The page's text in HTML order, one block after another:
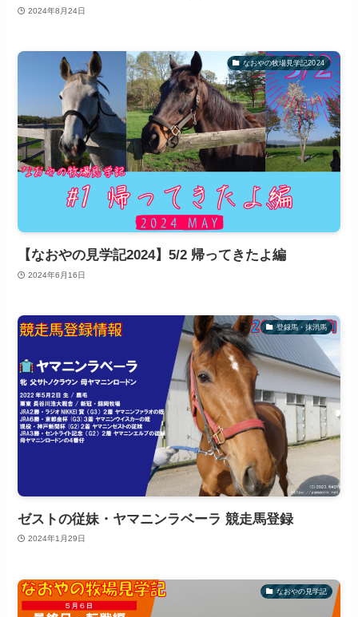
2024年8月24日
なおやの牧場見学記2024
【なおやの見学記2024】5/2 帰ってきたよ編
2024年6月16日
登録馬・抹消馬
ゼストの従妹・ヤマニンラベーラ 競走馬登録
2024年1月29日
なおやの見学記